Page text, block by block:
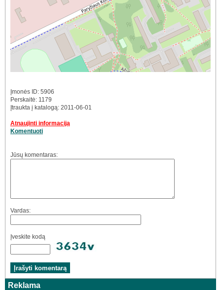
Įmonės ID: 5906
Perskaitė: 1179
Įtraukta į katalogą: 2011-06-01
Atnaujinti informaciją
Komentuoti
Jūsų komentaras:
Vardas:
Įveskite kodą
Reklama